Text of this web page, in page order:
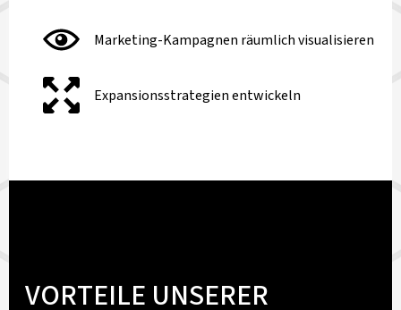
Marketing-Kampagnen räumlich visualisieren
Expansionsstrategien entwickeln
VORTEILE UNSERER